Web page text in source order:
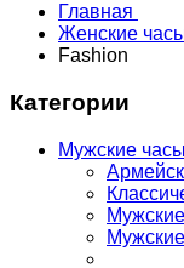
Главная
Женские
Fashion
Категории
Мужские часы